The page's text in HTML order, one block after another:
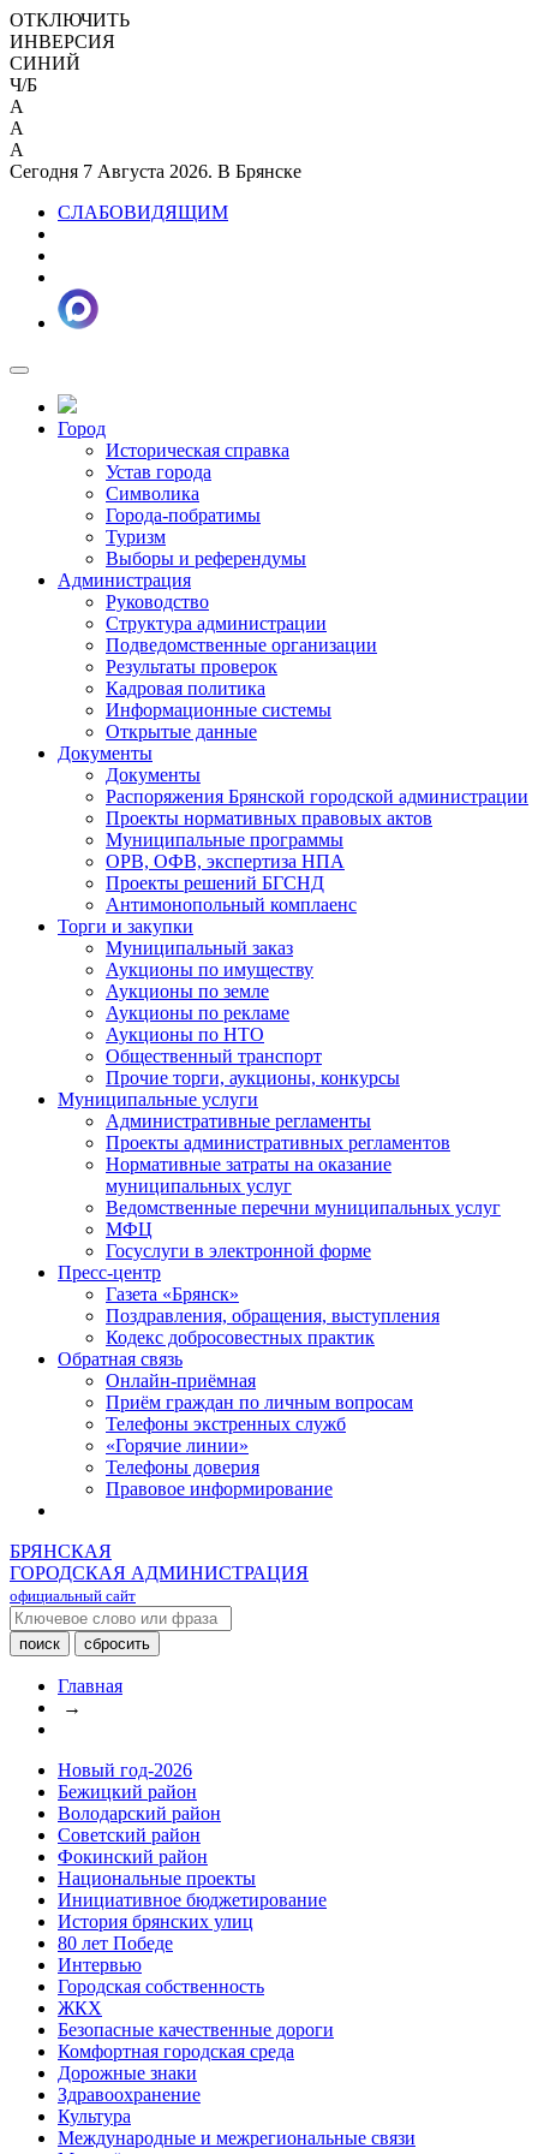
ОТКЛЮЧИТЬ
ИНВЕРСИЯ
СИНИЙ
Ч/Б
A
A
A
Сегодня 7 Августа 2026. В Брянске
СЛАБОВИДЯЩИМ
Город
Историческая справка
Устав города
Символика
Города-побратимы
Туризм
Выборы и референдумы
Администрация
Руководство
Структура администрации
Подведомственные организации
Результаты проверок
Кадровая политика
Информационные системы
Открытые данные
Документы
Документы
Распоряжения Брянской городской администрации
Проекты нормативных правовых актов
Муниципальные программы
ОРВ, ОФВ, экспертиза НПА
Проекты решений БГСНД
Антимонопольный комплаенс
Торги и закупки
Муниципальный заказ
Аукционы по имуществу
Аукционы по земле
Аукционы по рекламе
Аукционы по НТО
Общественный транспорт
Прочие торги, аукционы, конкурсы
Муниципальные услуги
Административные регламенты
Проекты административных регламентов
Нормативные затраты на оказание
муниципальных услуг
Ведомственные перечни муниципальных услуг
МФЦ
Госуслуги в электронной форме
Пресс-центр
Газета «Брянск»
Поздравления, обращения, выступления
Кодекс добросовестных практик
Обратная связь
Онлайн-приёмная
Приём граждан по личным вопросам
Телефоны экстренных служб
«Горячие линии»
Телефоны доверия
Правовое информирование
БРЯНСКАЯ
ГОРОДСКАЯ АДМИНИСТРАЦИЯ
официальный сайт
Главная
→
Новый год-2026
Бежицкий район
Володарский район
Советский район
Фокинский район
Национальные проекты
Инициативное бюджетирование
История брянских улиц
80 лет Победе
Интервью
Городская собственность
ЖКХ
Безопасные качественные дороги
Комфортная городская среда
Дорожные знаки
Здравоохранение
Культура
Международные и межрегиональные связи